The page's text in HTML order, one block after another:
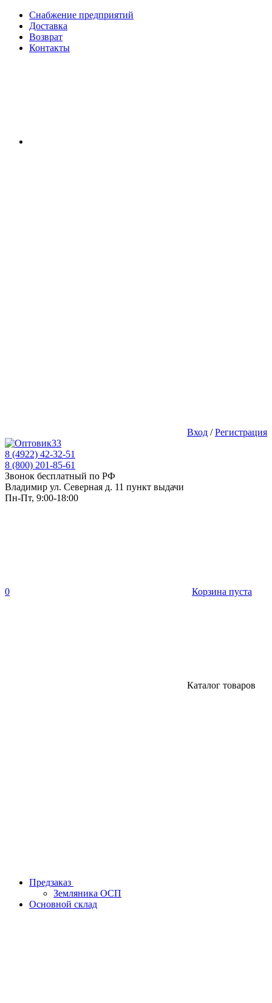
Снабжение предприятий
Доставка
Возврат
Контакты
Вход /Регистрация
8 (4922) 42-32-51
8 (800) 201-85-61
Звонок бесплатный по РФ
Владимир ул. Северная д. 11 пункт выдачи
Пн-Пт, 9:00-18:00
0 Корзина пуста
Каталог товаров
Предзаказ
Земляника ОСП
Основной склад